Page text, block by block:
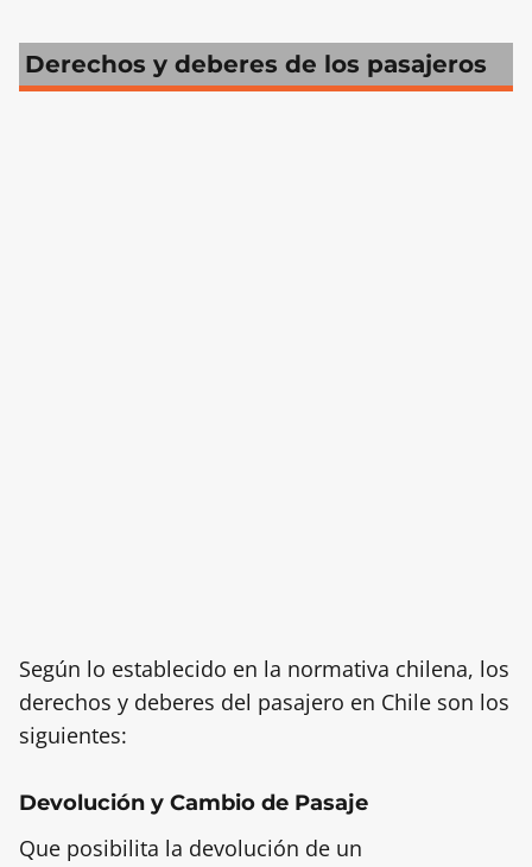
Derechos y deberes de los pasajeros
Según lo establecido en la normativa chilena, los
derechos y deberes del pasajero en Chile son los
siguientes:
Devolución y Cambio de Pasaje
Que posibilita la devolución de un